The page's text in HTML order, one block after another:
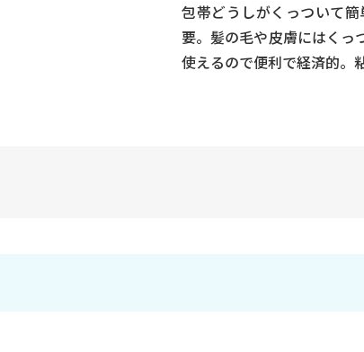
包帯どうしがくっついて
要。髪の毛や皮膚にはくっ
使えるので便利で経済的。